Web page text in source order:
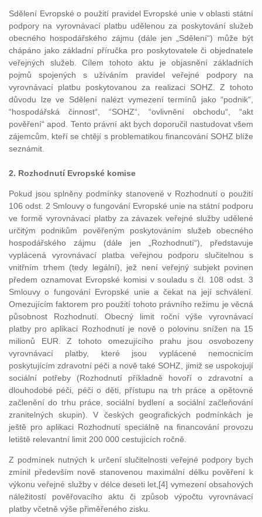
Sdělení Evropské o použití pravidel Evropské unie v oblasti státní
podpory na vyrovnávací platbu udělenou za poskytování služeb
obecného hospodářského zájmu (dále jen „Sdělení“) může být
chápáno jako základní příručka pro poskytovatele či objednatele
veřejných služeb. Cílem tohoto aktu je objasnění základních
pojmů spojených s užíváním pravidel veřejné podpory na
vyrovnávací platbu poskytovanou za realizaci SOHZ. Z tohoto
důvodu lze ve Sdělení nalézt vymezení termínů jako “podnik“,
“hospodářská činnost“, “SOHZ“, “ovlivnění obchodu“, “akt
pověření“ apod. Tento právní akt bych doporučil nastudovat všem
zájemcům, kteří se chtějí s problematikou financování SOHZ blíže
seznámit.
2. Rozhodnutí Evropské komise
Pokud jsou splněny podmínky stanovené v Rozhodnutí o použití
106 odst. 2 Smlouvy o fungování Evropské unie na státní podporu
ve formě vyrovnávací platby za závazek veřejné služby udělené
určitým podnikům pověřeným poskytováním služeb obecného
hospodářského zájmu (dále jen „Rozhodnutí“), představuje
vyplácená vyrovnávací platba veřejnou podporu slučitelnou s
vnitřním trhem (tedy legální), jež není veřejný subjekt povinen
předem oznamovat Evropské komisi v souladu s čl. 108 odst. 3
Smlouvy o fungování Evropské unie a čekat na její schválení.
Omezujícím faktorem pro použití tohoto právního režimu je věcná
působnost Rozhodnutí. Obecný limit roční výše vyrovnávací
platby pro aplikaci Rozhodnutí je nově o polovinu snížen na 15
milionů EUR. Z tohoto omezujícího prahu jsou osvobozeny
vyrovnávací platby, které jsou vyplácené nemocnicím
poskytujícím zdravotní péči a nově také SOHZ, jimiž se uspokojují
sociální potřeby (Rozhodnutí příkladně hovoří o zdravotní a
dlouhodobé péči, péči o děti, přístupu na trh práce a opětovné
začlenění do trhu práce, sociální bydlení a sociální začleňování
zranitelných skupin). V českých geografických podmínkách je
ještě pro aplikaci Rozhodnutí speciálně na financování provozu
letiště relevantní limit 200 000 cestujících ročně.
Z podmínek nutných k určení slučitelnosti veřejné podpory bych
zmínil především nově stanovenou maximální délku pověření k
výkonu veřejné služby v délce deseti let,[4] vymezení obsahových
náležitostí pověřovacího aktu či způsob výpočtu vyrovnávací
platby včetně výše přiměřeného zisku.